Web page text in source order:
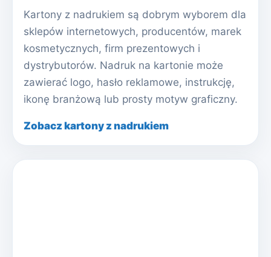
Kartony z nadrukiem są dobrym wyborem dla
sklepów internetowych, producentów, marek
kosmetycznych, firm prezentowych i
dystrybutorów. Nadruk na kartonie może
zawierać logo, hasło reklamowe, instrukcję,
ikonę branżową lub prosty motyw graficzny.
Zobacz kartony z nadrukiem